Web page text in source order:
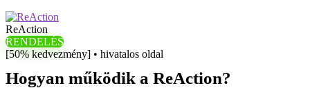
ReAction
RENDELÉS
[50% kedvezmény] • hivatalos oldal
Hogyan működik a ReAction?